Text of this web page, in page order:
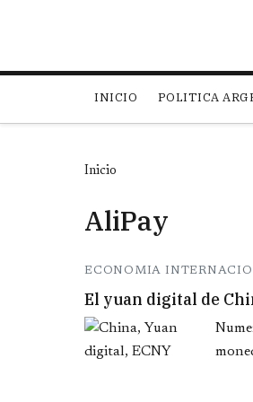
INICIO POLITICA
Inicio
AliPay
ECONOMIA
El yuan digital de